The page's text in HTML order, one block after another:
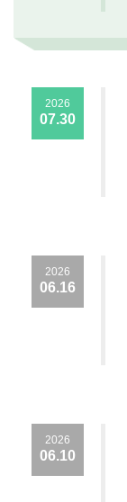
2026
07.30
2026
06.16
2026
06.10